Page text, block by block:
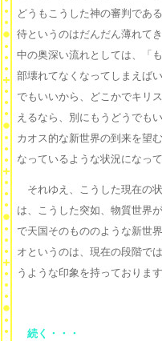
どうもこうした神の審判であ
待というのはだんだん薄れて
中の奥深い流れとしては、「
部壊れてなくなってしまえば
でもいいから、どこかでキリ
えるなら、別にもうどうでも
カオス的な新世界の到来を望
なっているような状況になっ
それゆえ、こうした現在の
は、こうした突如、物質世界
で天国そのもののような新世
オというのは、現在の段階で
うような印象を持っております
続く・・・